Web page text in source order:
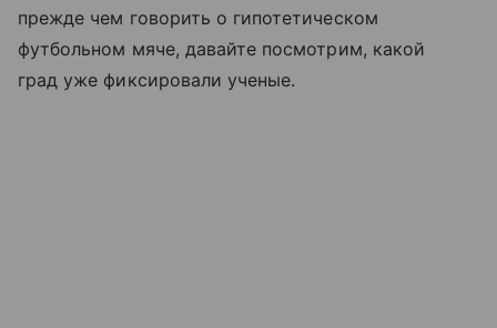
прежде чем говорить о гипотетическом
футбольном мяче, давайте посмотрим, какой
град уже фиксировали ученые.